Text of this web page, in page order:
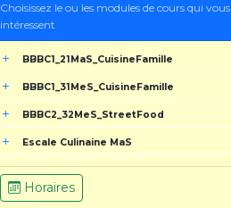
Choisissez le ou les modules de cours qui vous
intéressent
BBBC1_21MaS_CuisineFamille
BBBC1_31MeS_CuisineFamille
BBBC2_32MeS_StreetFood
Escale Culinaine MaS
Horaires